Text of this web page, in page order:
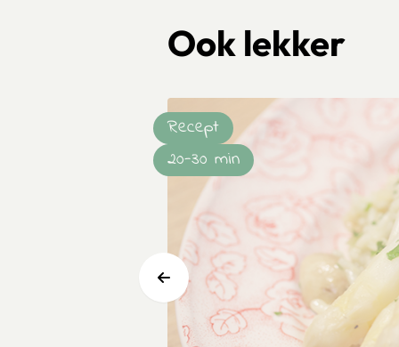
Ook lekker
Recept
20-30 min